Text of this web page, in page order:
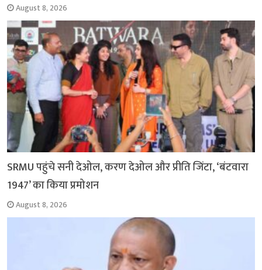
August 8, 2026
SRMU पहुंचे सनी देओल, करण देओल और प्रीति जिंटा, ‘बंटवारा
1947’ का किया प्रमोशन
August 8, 2026